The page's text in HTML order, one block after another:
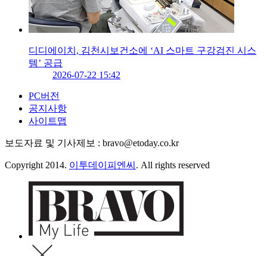
디디에이치, 김천시보건소에 ‘AI 스마트 구강검진 시스
템’ 공급
2026-07-22 15:42
PC버전
공지사항
사이트맵
보도자료 및 기사제보 : bravo@etoday.co.kr
Copyright 2014. 이투데이피엔씨 . All rights reserved